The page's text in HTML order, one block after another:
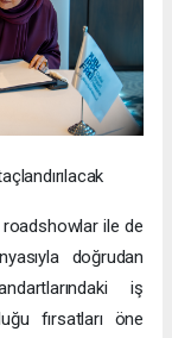
ile de
doğrudan
iş
fırsatları öne